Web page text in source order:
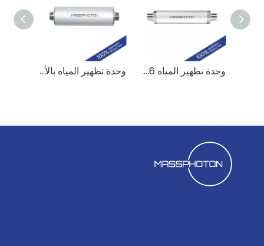
وحدة تطهير المياه بالأشعة فوق البنفسجية 12 GPM UV-C LED لتطهير المياه بالأشعة فوق البنفسجية MP-UVC-45LB وحدة تطهير المياه 2.6 GPM UVC LED MP-UVC-10LB